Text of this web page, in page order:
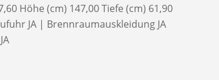
Höhe (cm) 147,00 Tiefe (cm) 61,90
JA | Brennraumauskleidung JA